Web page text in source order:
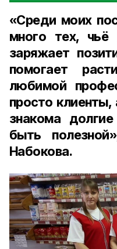
«Среди моих
много тех, чьё
заряжает
помогает
любимой
просто
знакома
быть
Набокова.